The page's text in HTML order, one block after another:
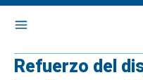
Refuerzo del